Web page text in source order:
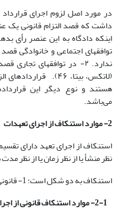
در مورد اصل لزوم اجرای
داشت که قصد التزام قانونی یک
توافقهای اجتماعی و خانوادگی قصد
ندارد. ۲- در توافقهای
(لاتکس، بیتا، ۴۶).
هستند و نوع دیگر این
می‌باشد.
2- موارد استنکاف از اجرای تعهدات
استنکاف از اجرای تعهد دارای
نظر منشأ یا از نظر زمان یا از نظر
استنکاف به دو شکل است: 1- قانونی ۲- شخصی
2-1 - موارد استنکاف قانونی از